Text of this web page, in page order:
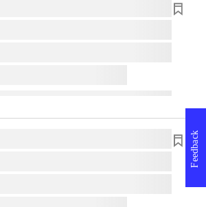
lorem ipsum dolor sit amet ...
lorem ipsum dolor sit amet ...
lorem ipsum dolor sit amet ...
lorem ipsum dolor sit amet ...
Feedback